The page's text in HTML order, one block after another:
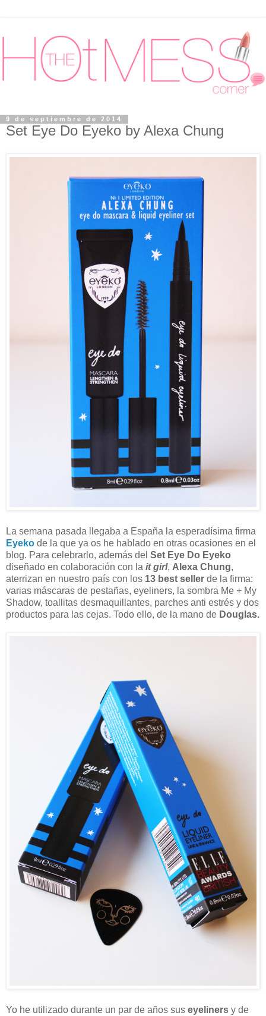
9 de septiembre de 2014
Set Eye Do Eyeko by Alexa Chung
La semana pasada llegaba a España la esperadísima firma
Eyeko de la que ya os he hablado en otras ocasiones en el
blog. Para celebrarlo, además del Set Eye Do Eyeko
diseñado en colaboración con la it girl, Alexa Chung,
aterrizan en nuestro país con los 13 best seller de la firma:
varias máscaras de pestañas, eyeliners, la sombra Me + My
Shadow, toallitas desmaquillantes, parches anti estrés y dos
productos para las cejas. Todo ello, de la mano de Douglas.
Yo he utilizado durante un par de años sus eyeliners y de